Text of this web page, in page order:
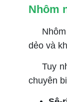
Nhôm
Nhôm
dẻo và
Tuy
chuyên